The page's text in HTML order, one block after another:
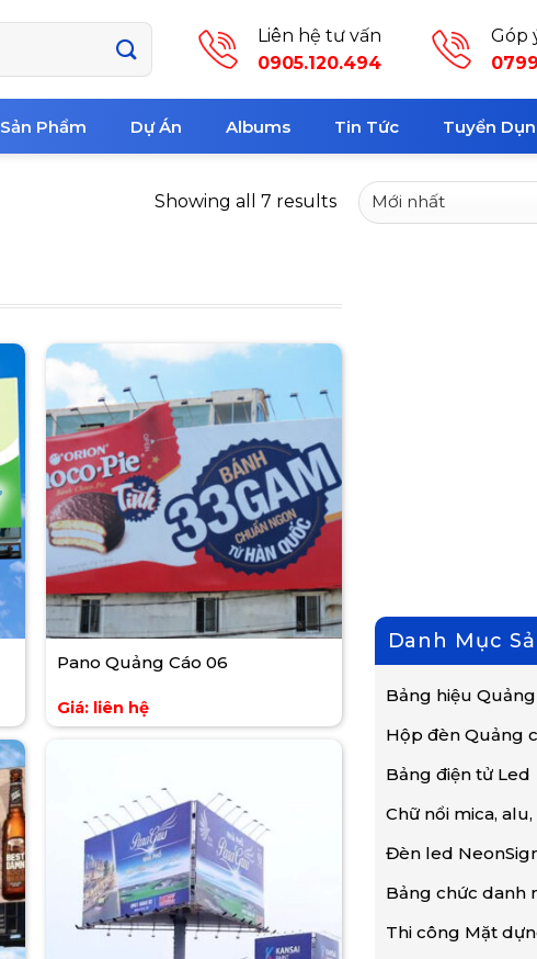
Liên hệ tư vấn
0905.120.494
Góp
Sản Phẩm Dự Án Albums Tin Tức Tuyển
Showing all 7 results
Pano Quảng Cáo 06
Giá: liên hệ
Danh Mục
Bảng hiệu
Hộp đèn Quảng
Bảng điện tử Led
Chữ nổi mica, alu,
Đèn led
Bảng chức danh
Thi công Mặt